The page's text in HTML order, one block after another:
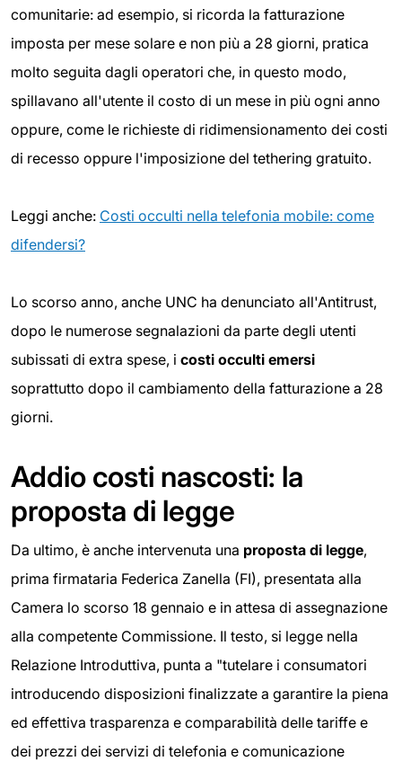
comunitarie: ad esempio, si ricorda la fatturazione
imposta per mese solare e non più a 28 giorni, pratica
molto seguita dagli operatori che, in questo modo,
spillavano all'utente il costo di un mese in più ogni anno
oppure, come le richieste di ridimensionamento dei costi
di recesso oppure l'imposizione del tethering gratuito.
Leggi anche: Costi occulti nella telefonia mobile: come
difendersi?
Lo scorso anno, anche UNC ha denunciato all'Antitrust,
dopo le numerose segnalazioni da parte degli utenti
subissati di extra spese, i costi occulti emersi
soprattutto dopo il cambiamento della fatturazione a 28
giorni.
Addio costi nascosti: la
proposta di legge
Da ultimo, è anche intervenuta una proposta di legge,
prima firmataria Federica Zanella (FI), presentata alla
Camera lo scorso 18 gennaio e in attesa di assegnazione
alla competente Commissione. Il testo, si legge nella
Relazione Introduttiva, punta a "tutelare i consumatori
introducendo disposizioni finalizzate a garantire la piena
ed effettiva trasparenza e comparabilità delle tariffe e
dei prezzi dei servizi di telefonia e comunicazione